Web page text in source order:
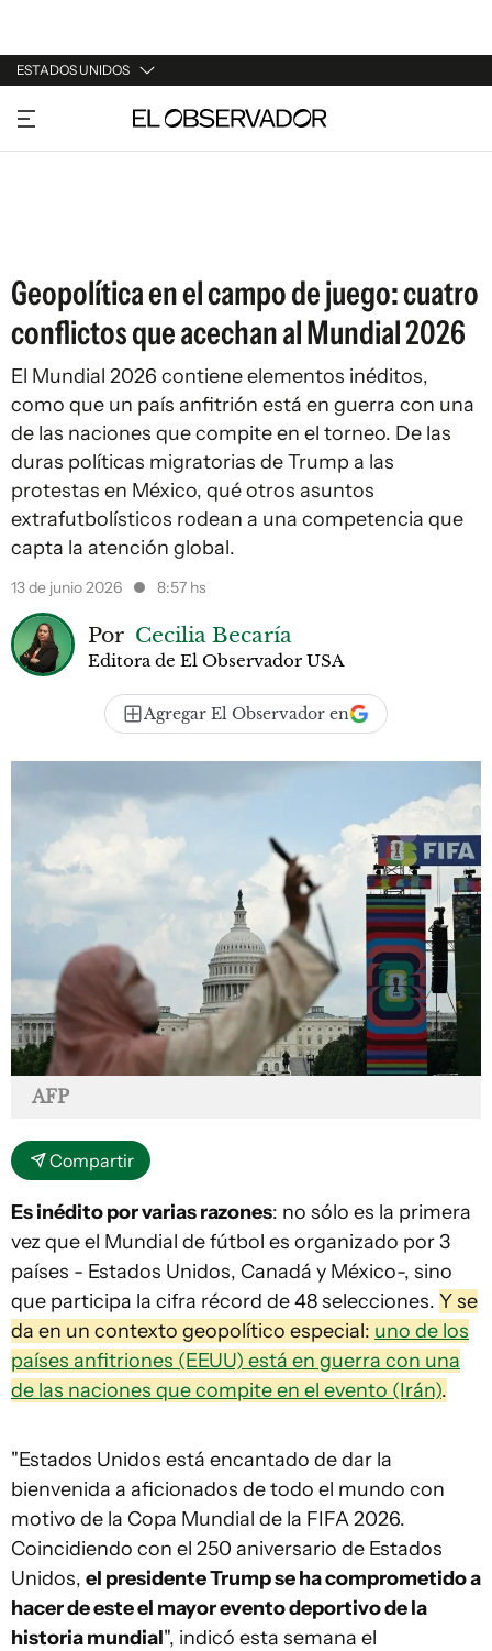
ESTADOS UNIDOS
URUGUAY
ARGENTINA
Geopolítica en el campo de juego: cuatro
conflictos que acechan al Mundial 2026
El Mundial 2026 contiene elementos inéditos,
como que un país anfitrión está en guerra con una
de las naciones que compite en el torneo. De las
duras políticas migratorias de Trump a las
protestas en México, qué otros asuntos
extrafutbolísticos rodean a una competencia que
capta la atención global.
13 de junio 2026 8:57 hs
Por Cecilia Becaría
Editora de El Observador USA
Agregar El Observador en
AFP
Compartir
Es inédito por varias razones: no sólo es la primera
vez que el Mundial de fútbol es organizado por 3
países - Estados Unidos, Canadá y México-, sino
que participa la cifra récord de 48 selecciones. Y se
da en un contexto geopolítico especial: uno de los
países anfitriones (EEUU) está en guerra con una
de las naciones que compite en el evento (Irán).
"Estados Unidos está encantado de dar la
bienvenida a aficionados de todo el mundo con
motivo de la Copa Mundial de la FIFA 2026.
Coincidiendo con el 250 aniversario de Estados
Unidos, el presidente Trump se ha comprometido a
hacer de este el mayor evento deportivo de la
historia mundial", indicó esta semana el